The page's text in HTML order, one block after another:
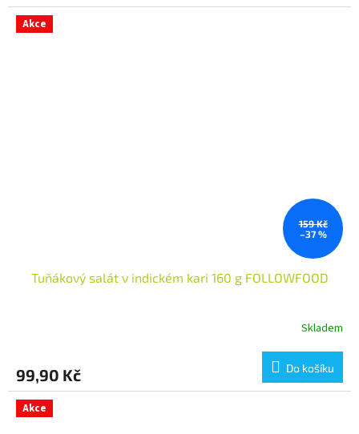
Akce
159 Kč
–37 %
Tuňákový salát v indickém kari 160 g FOLLOWFOOD
Skladem
99,90 Kč Do košíku
Akce